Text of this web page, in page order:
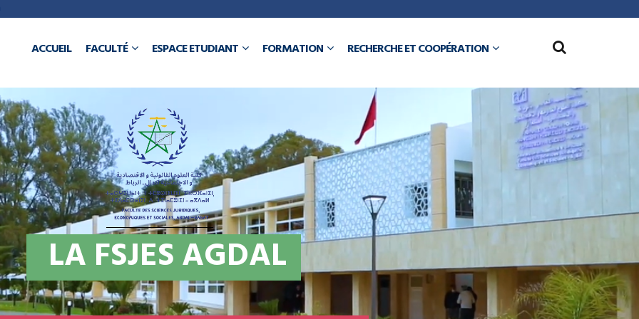
ACCUEIL FACULTÉ ESPACE ETUDIANT FORMATION RECHERCHE ET COOPÉRATION
LA FSJESAGDAL